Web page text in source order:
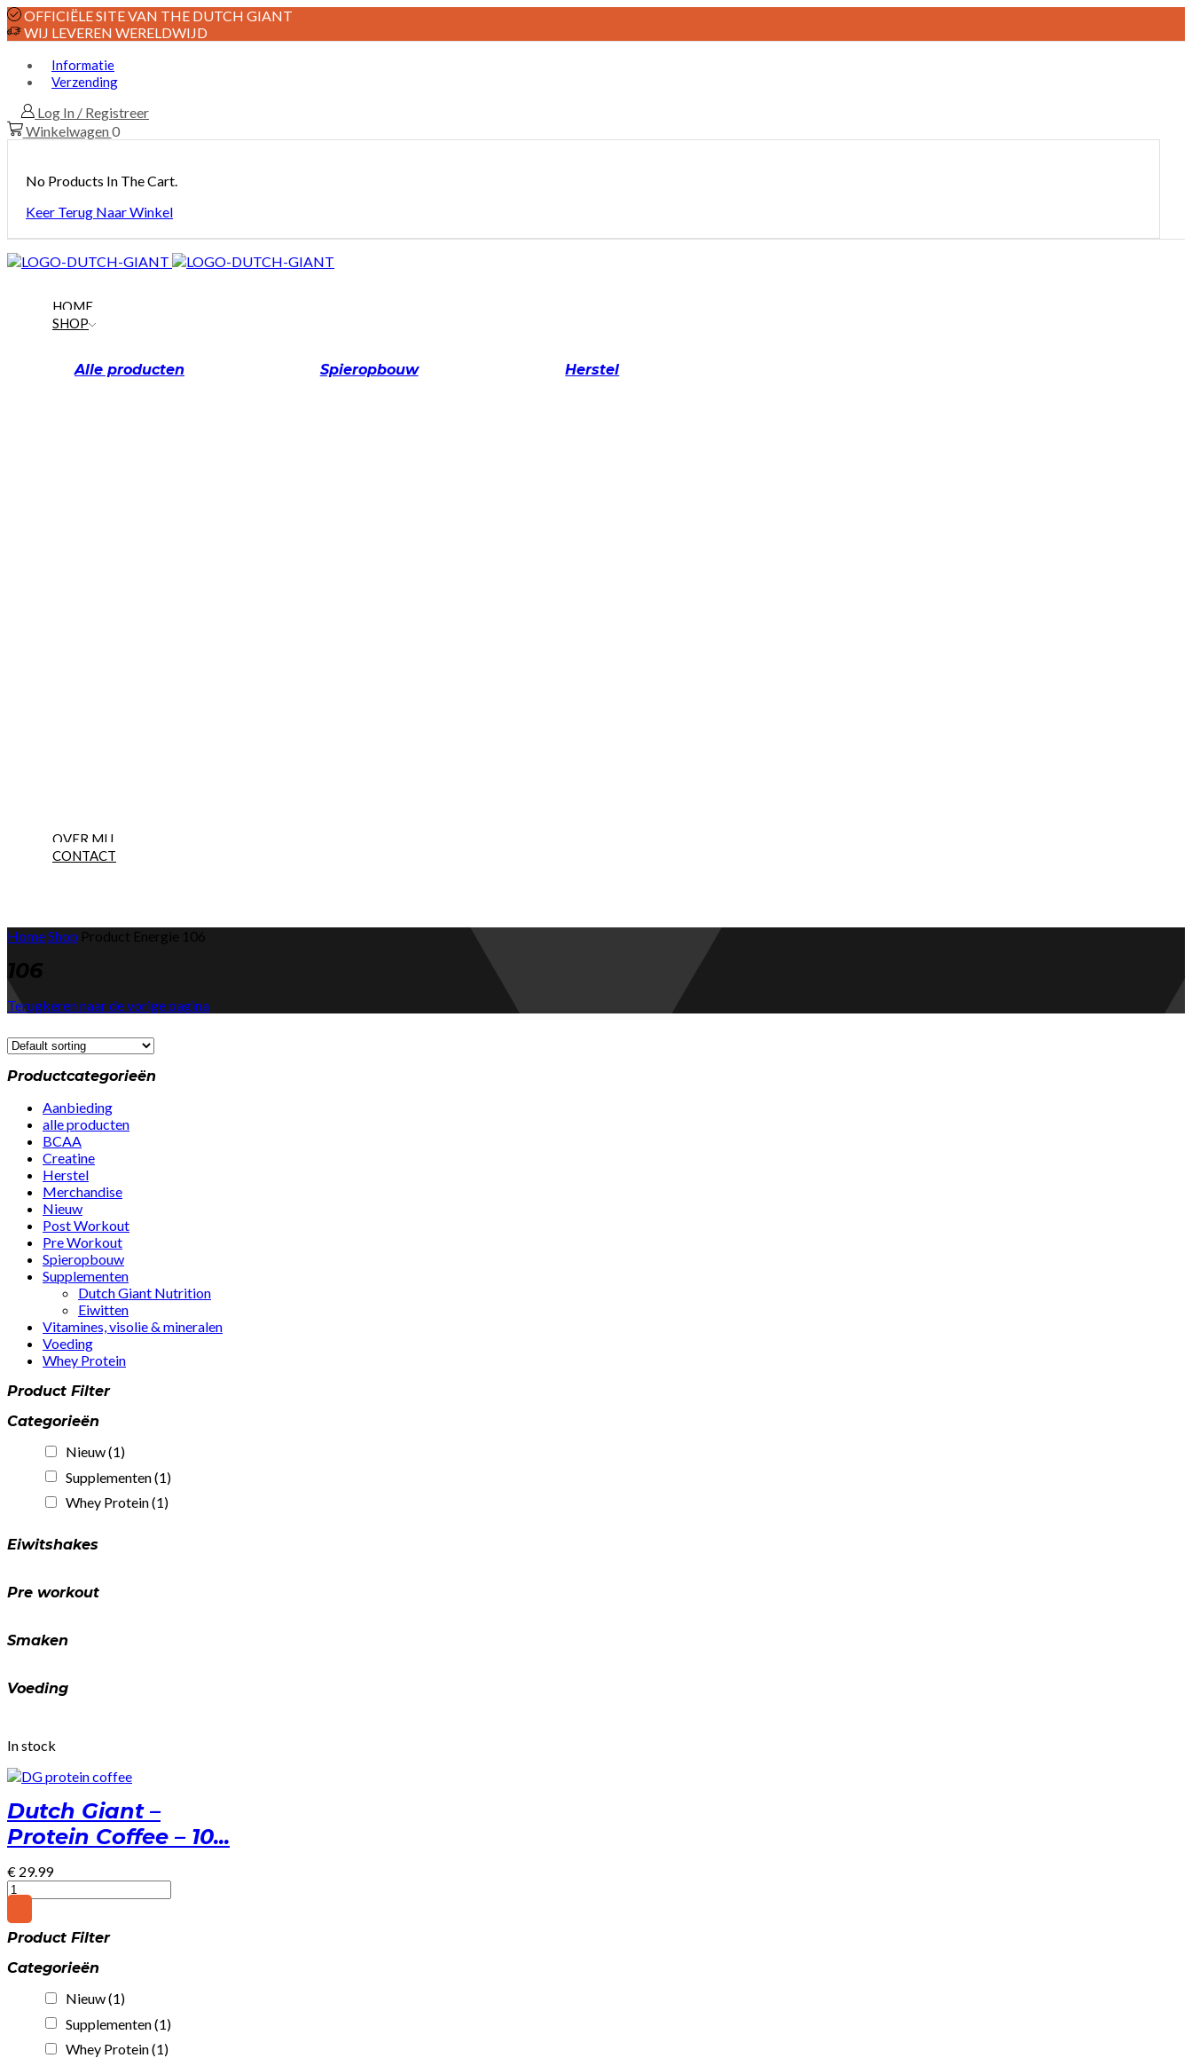
OFFICIËLE SITE VAN THE DUTCH GIANT
WIJ LEVEREN WERELDWIJD
Informatie
Verzending
Log In / Registreer
Winkelwagen0
No Products In The Cart.
Keer Terug Naar Winkel
HOME
SHOP
Alle producten Spieropbouw Herstel
OVER MIJ
CONTACT
HomeShop Product Energie 106
106
Terugkeren naar de vorige pagina
Productcategorieën
Aanbieding
alle producten
BCAA
Creatine
Herstel
Merchandise
Nieuw
Post Workout
Pre Workout
Spieropbouw
Supplementen
Dutch Giant Nutrition
Eiwitten
Vitamines, visolie & mineralen
Voeding
Whey Protein
Product Filter
Categorieën
Nieuw(1)
Supplementen(1)
Whey Protein(1)
Eiwitshakes
Pre workout
Smaken
Voeding
In stock
Dutch Giant –
Protein Coffee – 10...
€ 29.99
Dutch
Giant
-
Protein
-
1000g
Shakebeker
quantity
Product Filter
Categorieën
Nieuw(1)
Supplementen(1)
Whey Protein(1)